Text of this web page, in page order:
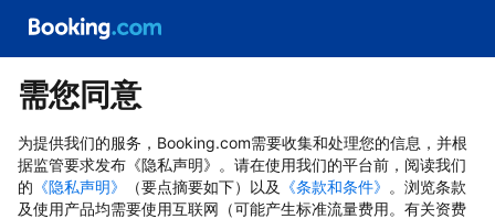
需您同意
为提供我们的服务，Booking.com需要收集和处理您的信息，并根
据监管要求发布《隐私声明》。请在使用我们的平台前，阅读我们
的 《隐私声明》 （要点摘要如下）以及 《条款和条件》 。浏览条款
及使用产品均需要使用互联网（可能产生标准流量费用。有关资费